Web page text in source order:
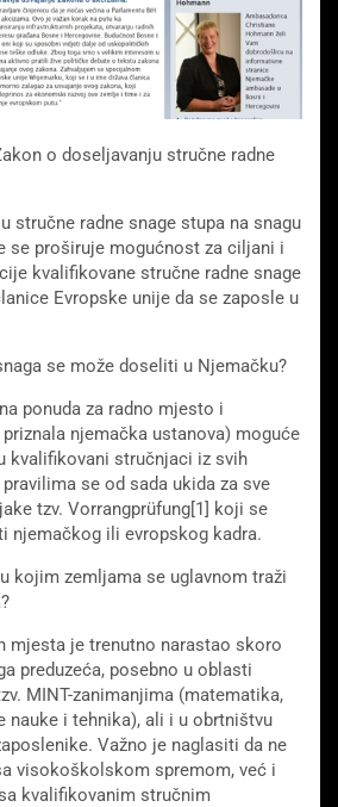
o doseljavanju stručne radne
stručne radne snage stupa na snagu
se proširuje mogućnost za ciljani i
kvalifikovane stručne radne snage
Evropske unije da se zaposle u
se može doseliti u Njemačku?
ponuda za radno mjesto i
njemačka ustanova) moguće
kvalifikovani stručnjaci iz svih
se od sada ukida za sve
tzv. Vorrangprüfung[1] koji se
njemačkog ili evropskog kadra.
kojim zemljama se uglavnom traži
mjesta je trenutno narastao skoro
preduzeća, posebno u oblasti
MINT-zanimanjima (matematika,
nauke i tehnika), ali i u obrtništvu
Važno je naglasiti da ne
visokoškolskom spremom, već i
kvalifikovanim stručnim